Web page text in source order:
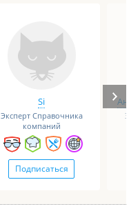
Si
Эксперт Справочника
компаний
Подписаться